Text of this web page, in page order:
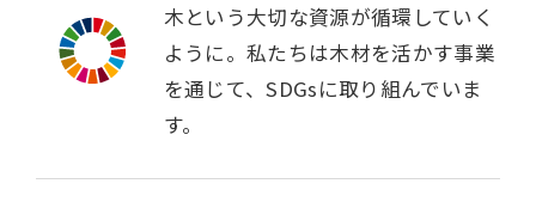
木という大切な資源が循環していく
ように。私たちは木材を活かす事業
を通じて、SDGsに取り組んでいま
す。